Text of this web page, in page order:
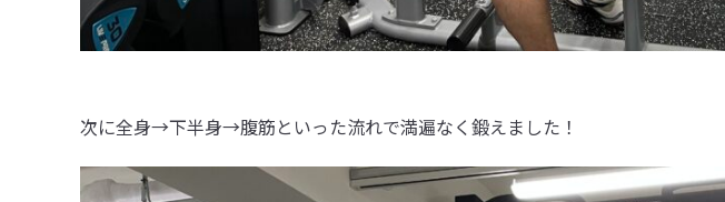
次に全身→下半身→腹筋といった流れで満遍なく鍛えました！